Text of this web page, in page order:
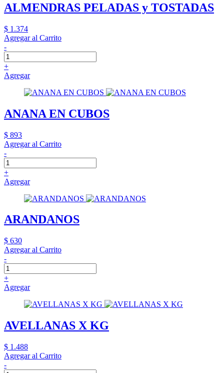
ALMENDRAS PELADAS y TOSTADAS
$ 1.374
Agregar al Carrito
-
+
Agregar
ANANA EN CUBOS
$ 893
Agregar al Carrito
-
+
Agregar
ARANDANOS
$ 630
Agregar al Carrito
-
+
Agregar
AVELLANAS X KG
$ 1.488
Agregar al Carrito
-